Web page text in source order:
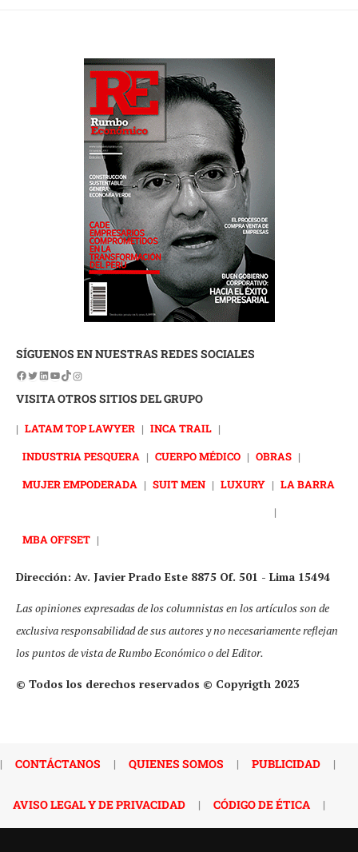
SÍGUENOS EN NUESTRAS REDES SOCIALES
VISITA OTROS SITIOS DEL GRUPO
| LATAM TOP LAWYER | INCA TRAIL |
INDUSTRIA PESQUERA | CUERPO MÉDICO | OBRAS |
MUJER EMPODERADA | SUIT MEN | LUXURY | LA BARRA
|
MBA OFFSET |
Dirección: Av. Javier Prado Este 8875 Of. 501 - Lima 15494
Las opiniones expresadas de los columnistas en los artículos son de
exclusiva responsabilidad de sus autores y no necesariamente reflejan
los puntos de vista de Rumbo Económico o del Editor.
© Todos los derechos reservados © Copyrigth 2023
| CONTÁCTANOS | QUIENES SOMOS | PUBLICIDAD |
AVISO LEGAL Y DE PRIVACIDAD | CÓDIGO DE ÉTICA |